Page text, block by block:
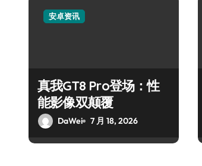
安卓资讯
真我GT8 Pro登场：性
能影像双颠覆
DaWei 7 月 18, 2026